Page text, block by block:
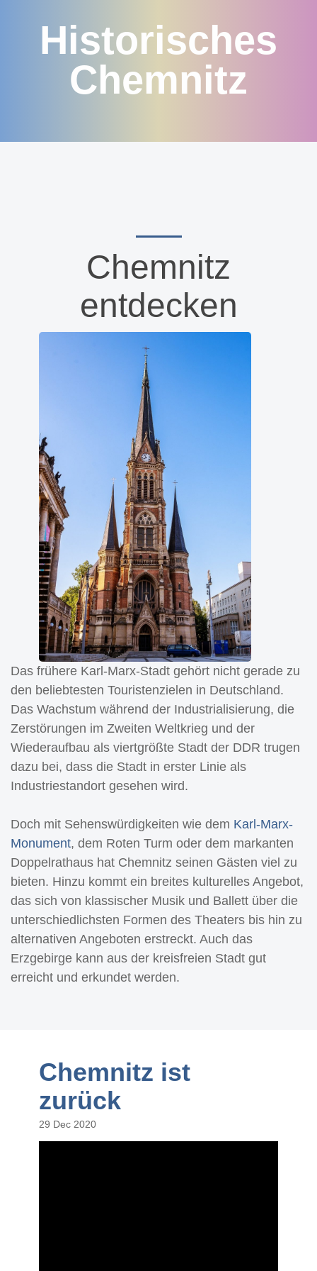
Historisches
Chemnitz
Chemnitz
entdecken
Das frühere Karl-Marx-Stadt gehört nicht gerade zu
den beliebtesten Touristenzielen in Deutschland.
Das Wachstum während der Industrialisierung, die
Zerstörungen im Zweiten Weltkrieg und der
Wiederaufbau als viertgrößte Stadt der DDR trugen
dazu bei, dass die Stadt in erster Linie als
Industriestandort gesehen wird.
Doch mit Sehenswürdigkeiten wie dem Karl-Marx-
Monument, dem Roten Turm oder dem markanten
Doppelrathaus hat Chemnitz seinen Gästen viel zu
bieten. Hinzu kommt ein breites kulturelles Angebot,
das sich von klassischer Musik und Ballett über die
unterschiedlichsten Formen des Theaters bis hin zu
alternativen Angeboten erstreckt. Auch das
Erzgebirge kann aus der kreisfreien Stadt gut
erreicht und erkundet werden.
Chemnitz ist
zurück
29 Dec 2020